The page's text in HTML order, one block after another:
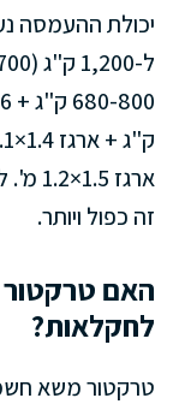
זה כפול ויותר.
האם
לחקלאות?
טרקטור משא